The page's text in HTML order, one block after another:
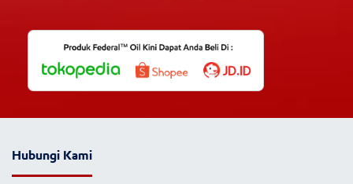
Hubungi Kami